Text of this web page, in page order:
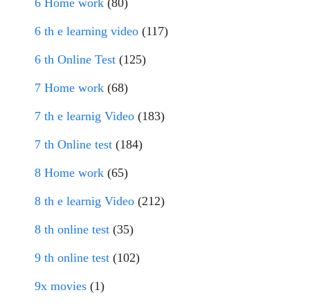
6 Home work (80)
6 th e learning video (117)
6 th Online Test (125)
7 Home work (68)
7 th e learnig Video (183)
7 th Online test (184)
8 Home work (65)
8 th e learnig Video (212)
8 th online test (35)
9 th online test (102)
9x movies (1)